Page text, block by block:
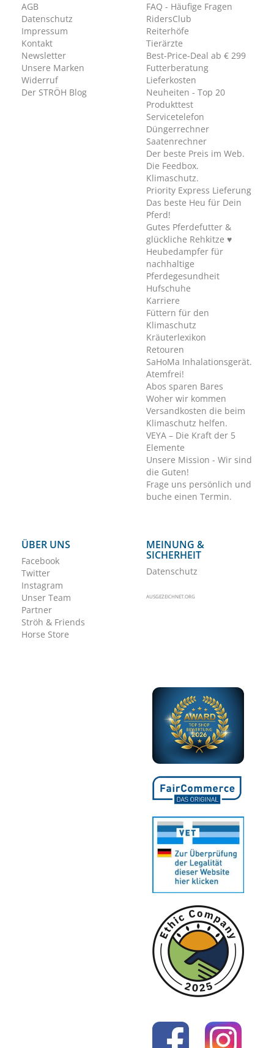
AGB
Datenschutz
Impressum
Kontakt
Newsletter
Unsere Marken
Widerruf
Der STRÖH Blog
FAQ - Häufige Fragen
RidersClub
Reiterhöfe
Tierärzte
Best-Price-Deal ab € 299
Futterberatung
Lieferkosten
Neuheiten - Top 20
Produkttest
Servicetelefon
Düngerrechner
Saatenrechner
Der beste Preis im Web.
Die Feedbox.
Klimaschutz.
Priority Express Lieferung
Das beste Heu für Dein
Pferd!
Gutes Pferdefutter &
glückliche Rehkitze ♥
Heubedampfer für
nachhaltige
Pferdegesundheit
Hufschuhe
Karriere
Füttern für den
Klimaschutz
Kräuterlexikon
Retouren
SaHoMa Inhalationsgerät.
Atemfrei!
Abos sparen Bares
Woher wir kommen
Versandkosten die beim
Klimaschutz helfen.
VEYA – Die Kraft der 5
Elemente
Unsere Mission - Wir sind
die Guten!
Frage uns persönlich und
buche einen Termin.
ÜBER UNS
Facebook
Twitter
Instagram
Unser Team
Partner
Ströh & Friends
Horse Store
MEINUNG &
SICHERHEIT
Datenschutz
AUSGEZEICHNET.ORG